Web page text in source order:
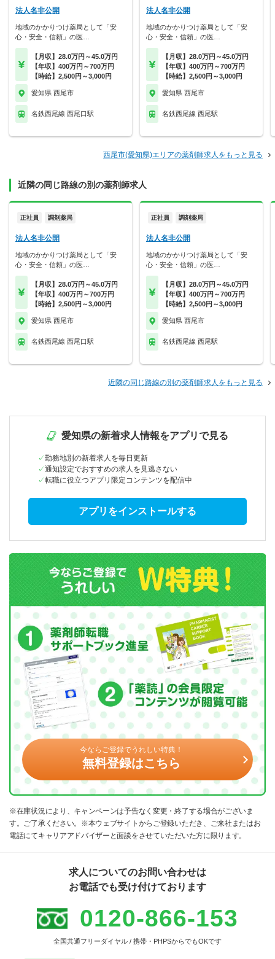
法人名非公開
地域のかかりつけ薬局として「安
心・安全・信頼」の医…
【月収】28.0万円～45.0万円
【年収】400万円～700万円
【時給】2,500円～3,000円
愛知県 西尾市
名鉄西尾線 西尾口駅
法人名非公開
地域のかかりつけ薬局として「安
心・安全・信頼」の医…
【月収】28.0万円～45.0万円
【年収】400万円～700万円
【時給】2,500円～3,000円
愛知県 西尾市
名鉄西尾線 西尾駅
西尾市(愛知県)エリアの薬剤師求人をもっと見る
近隣の同じ路線の別の薬剤師求人
正社員 調剤薬局
法人名非公開
地域のかかりつけ薬局として「安
心・安全・信頼」の医…
【月収】28.0万円～45.0万円
【年収】400万円～700万円
【時給】2,500円～3,000円
愛知県 西尾市
名鉄西尾線 西尾口駅
正社員 調剤薬局
法人名非公開
地域のかかりつけ薬局として「安
心・安全・信頼」の医…
【月収】28.0万円～45.0万円
【年収】400万円～700万円
【時給】2,500円～3,000円
愛知県 西尾市
名鉄西尾線 西尾駅
近隣の同じ路線の別の薬剤師求人をもっと見る
愛知県の新着求人情報をアプリで見る
勤務地別の新着求人を毎日更新
通知設定でおすすめの求人を見逃さない
転職に役立つアプリ限定コンテンツを配信中
アプリをインストールする
今ならご登録でうれしい特典！
無料登録はこちら
※在庫状況により、キャンペーンは予告なく変更・終了する場合がございま
す。ご了承ください。※本ウェブサイトからご登録いただき、ご来社またはお
電話にてキャリアアドバイザーと面談をさせていただいた方に限ります。
求人についてのお問い合わせは
お電話でも受け付けております
0120-866-153
全国共通フリーダイヤル / 携帯・PHPSからでもOKです